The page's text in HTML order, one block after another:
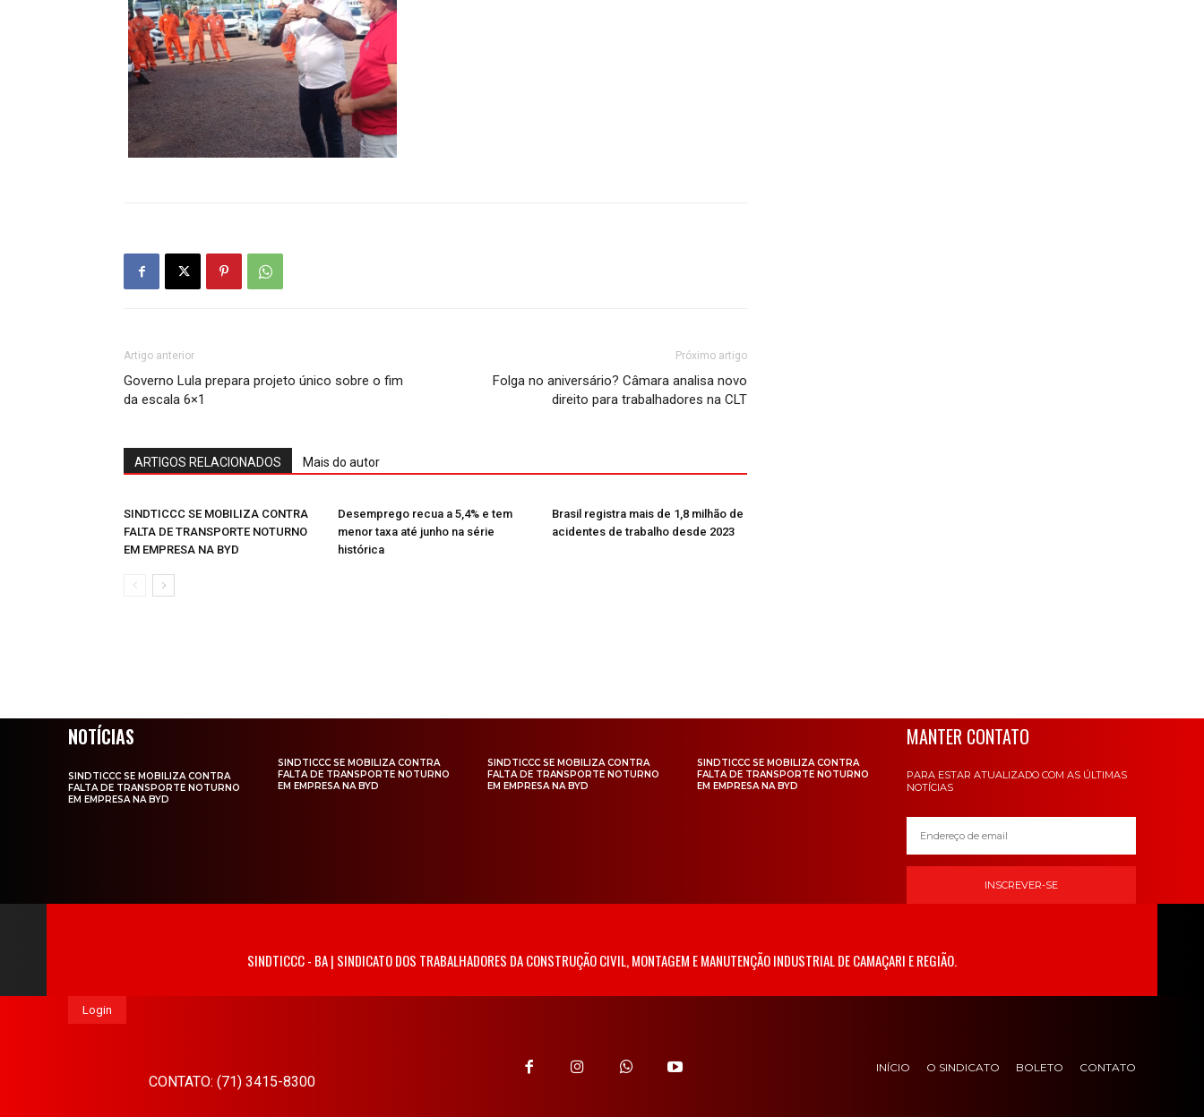
Artigo anterior
Governo Lula prepara projeto único sobre o fim
da escala 6×1
Próximo artigo
Folga no aniversário? Câmara analisa novo
direito para trabalhadores na CLT
ARTIGOS RELACIONADOS Mais do autor
SINDTICCC SE MOBILIZA CONTRA
FALTA DE TRANSPORTE NOTURNO
EM EMPRESA NA BYD
Desemprego recua a 5,4% e tem
menor taxa até junho na série
histórica
Brasil registra mais de 1,8 milhão de
acidentes de trabalho desde 2023
NOTÍCIAS
SINDTICCC SE MOBILIZA CONTRA
FALTA DE TRANSPORTE NOTURNO
EM EMPRESA NA BYD
SINDTICCC SE MOBILIZA CONTRA
FALTA DE TRANSPORTE NOTURNO
EM EMPRESA NA BYD
SINDTICCC SE MOBILIZA CONTRA
FALTA DE TRANSPORTE NOTURNO
EM EMPRESA NA BYD
SINDTICCC SE MOBILIZA CONTRA
FALTA DE TRANSPORTE NOTURNO
EM EMPRESA NA BYD
MANTER CONTATO
PARA ESTAR ATUALIZADO COM AS ÚLTIMAS
NOTÍCIAS
INSCREVER-SE
SINDTICCC - BA | SINDICATO DOS TRABALHADORES DA CONSTRUÇÃO CIVIL, MONTAGEM E MANUTENÇÃO INDUSTRIAL DE CAMAÇARI E REGIÃO.
Login
CONTATO: (71) 3415-8300
INÍCIO O SINDICATO BOLETO CONTATO